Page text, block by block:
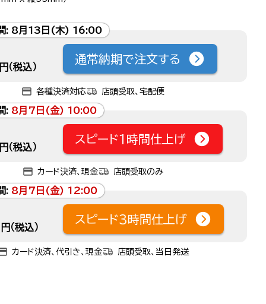
: 8月13日(木) 16:00
（税込）
通常納期で注文する
各種決済対応 店頭受取、宅配便
: 8月7日(金) 10:00
（税込）
スピード1時間仕上げ
カード決済、現金 店頭受取のみ
: 8月7日(金) 12:00
円（税込）
スピード3時間仕上げ
カード決済、代引き、現金 店頭受取、当日発送